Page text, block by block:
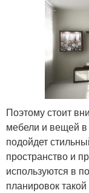
Поэтому стоит
мебели и вещей
подойдет
пространство и
используются в
планировок